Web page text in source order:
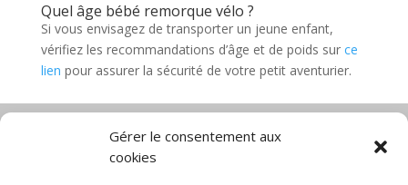
Gérer le consentement aux
cookies
Quel âge bébé remorque vélo ?
Si vous envisagez de transporter un jeune enfant,
vérifiez les recommandations d’âge et de poids sur ce
lien pour assurer la sécurité de votre petit aventurier.
Diable électrique